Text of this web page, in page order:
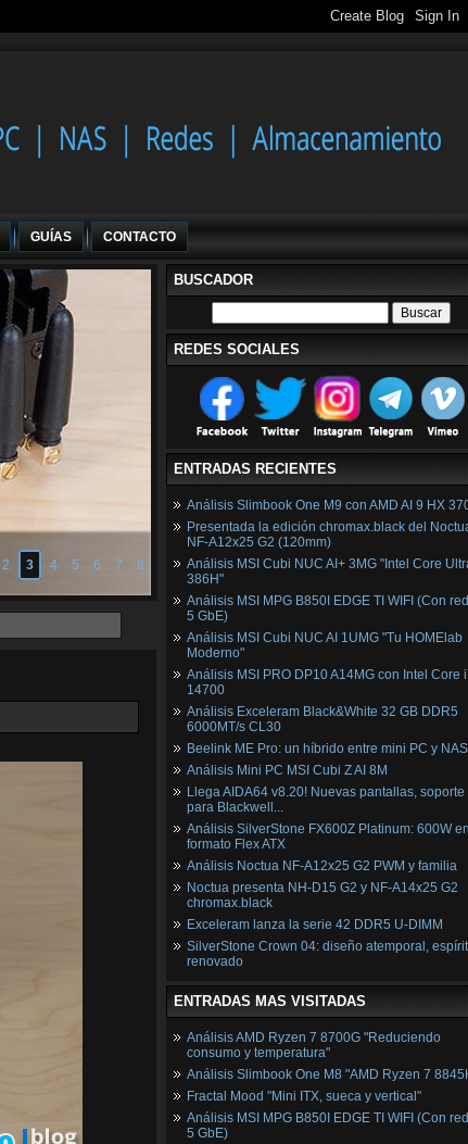
GUÍAS CONTACTO
2 3 4 5 6 7 8
BUSCADOR
REDES SOCIALES
ENTRADAS RECIENTES
Análisis Slimbook One M9 con AMD AI 9 HX
Presentada la edición chromax.black del
NF‑A12x25 G2 (120mm)
Análisis MSI Cubi NUC AI+ 3MG "Intel Core
386H"
Análisis MSI MPG B850I EDGE TI WIFI (Con
5 GbE)
Análisis MSI Cubi NUC AI 1UMG "Tu HOMElab
Moderno"
Análisis MSI PRO DP10 A14MG con Intel Core
14700
Análisis Exceleram Black&White 32 GB DDR5
6000MT/s CL30
Beelink ME Pro: un híbrido entre mini PC y NAS
Análisis Mini PC MSI Cubi Z AI 8M
Llega AIDA64 v8.20! Nuevas pantallas, soporte
para Blackwell...
Análisis SilverStone FX600Z Platinum: 600W
formato Flex ATX
Análisis Noctua NF-A12x25 G2 PWM y familia
Noctua presenta NH-D15 G2 y NF-A14x25 G2
chromax.black
Exceleram lanza la serie 42 DDR5 U-DIMM
SilverStone Crown 04: diseño atemporal,
renovado
ENTRADAS MAS VISITADAS
Análisis AMD Ryzen 7 8700G "Reduciendo
consumo y temperatura"
Análisis Slimbook One M8 "AMD Ryzen 7
Fractal Mood "Mini ITX, sueca y vertical"
Análisis MSI MPG B850I EDGE TI WIFI (Con
5 GbE)